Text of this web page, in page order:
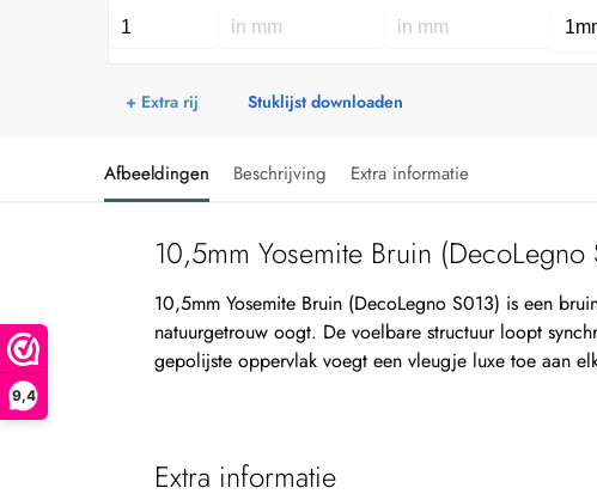
9,4
+ Extra rij Stuklijst downloaden
Afbeeldingen Beschrijving Extra informatie
10,5mm Yosemite Bruin (DecoLegno
10,5mm Yosemite Bruin (DecoLegno S013) is een
natuurgetrouw oogt. De voelbare structuur loopt
gepolijste oppervlak voegt een vleugje luxe toe aan
Extra informatie